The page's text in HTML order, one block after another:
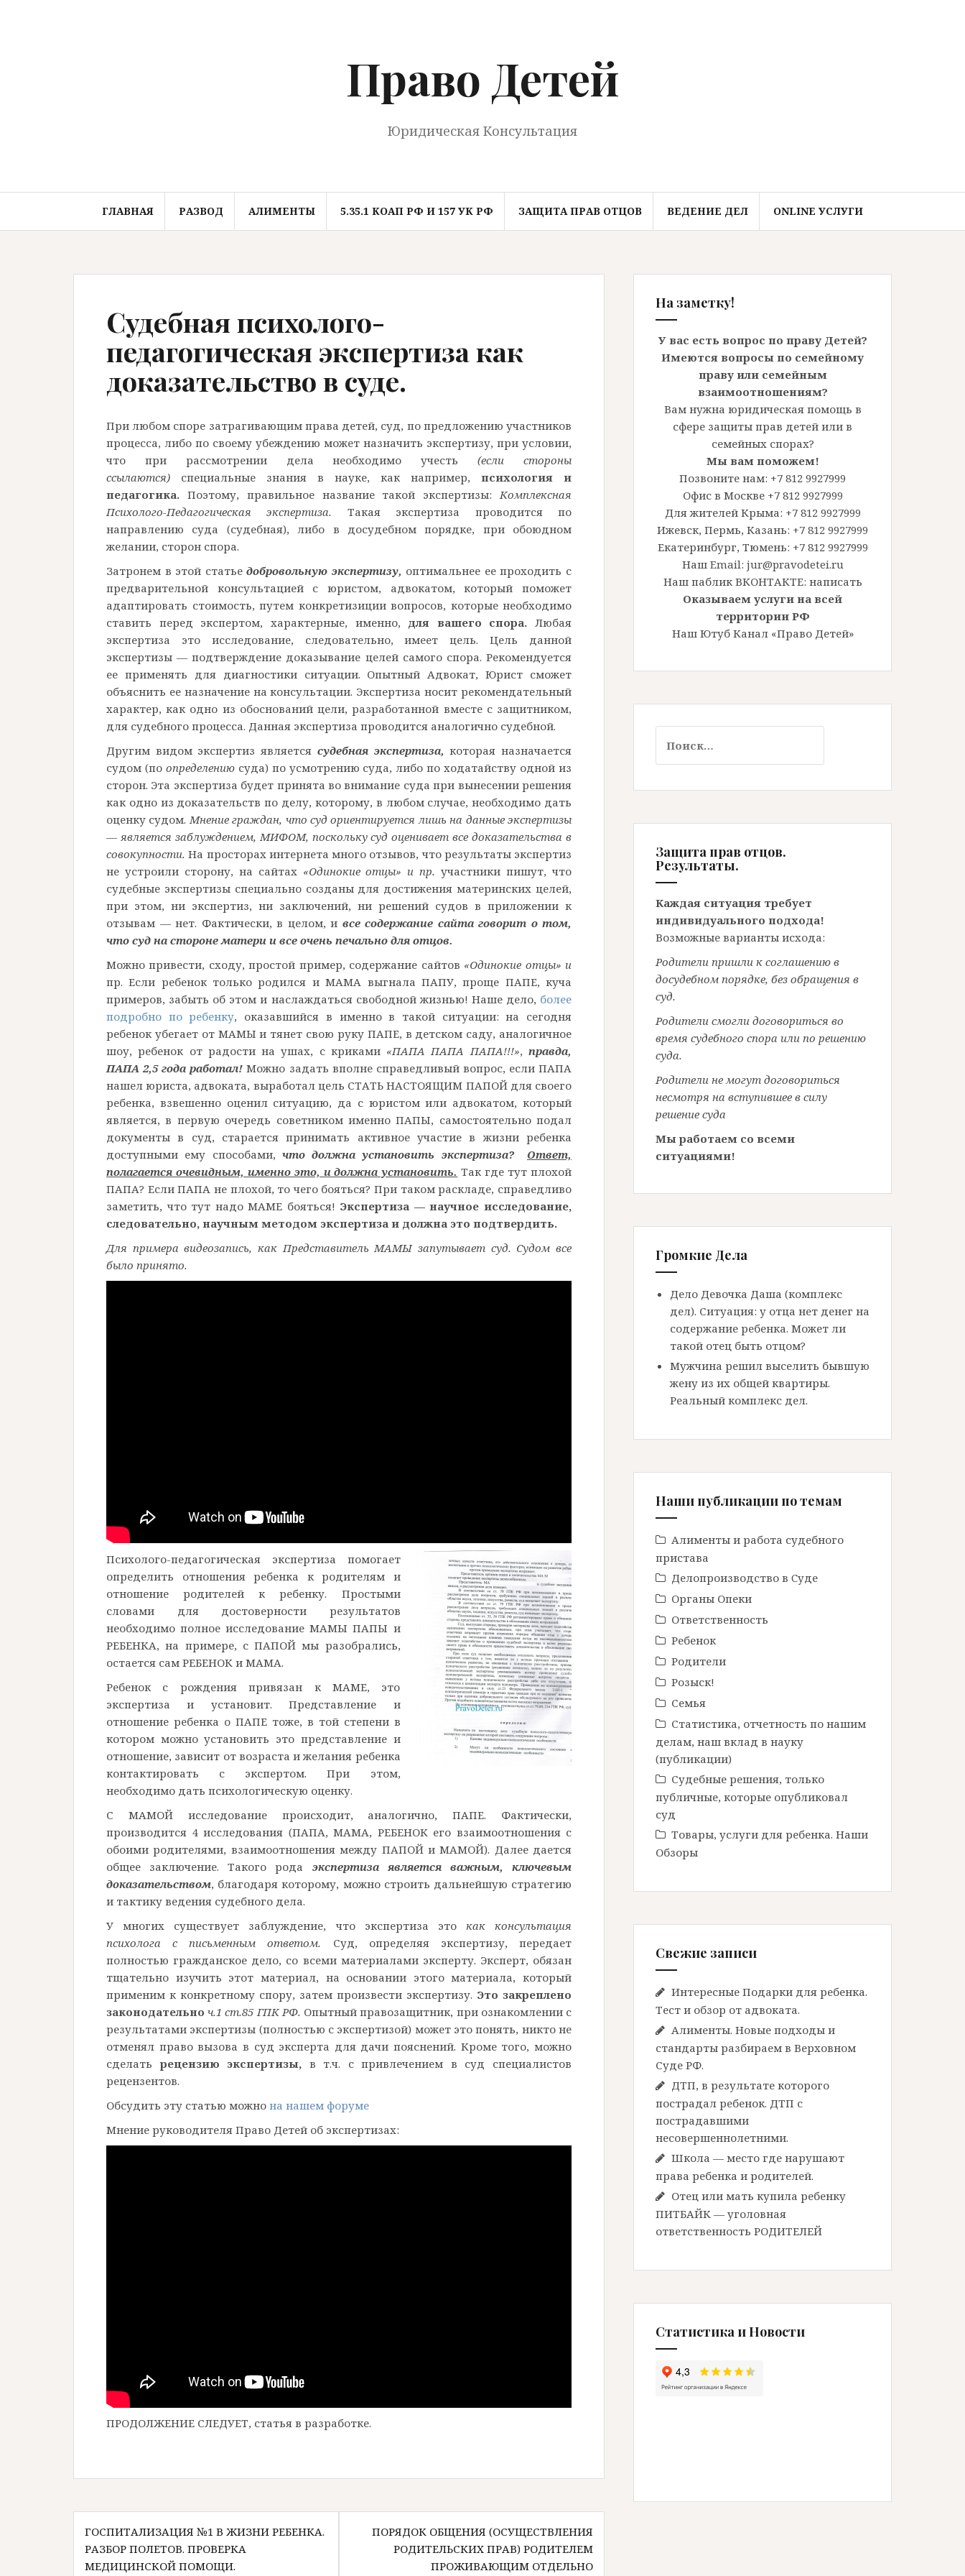
Право Детей
Юридическая Консультация
ГЛАВНАЯ РАЗВОД АЛИМЕНТЫ 5.35.1 КОАП РФ И 157 УК РФ ЗАЩИТА ПРАВ ОТЦОВ ВЕДЕНИЕ ДЕЛ ONLINE УСЛУГИ
Судебная психолого-
педагогическая экспертиза как
доказательство в суде.
При любом споре затрагивающим права детей, суд, по предложению участников
процесса, либо по своему убеждению может назначить экспертизу, при условии,
что при рассмотрении дела необходимо учесть(если стороны
ссылаются) специальные знания в науке, как например, психология и
педагогика. Поэтому, правильное название такой экспертизы:Комплексная
Психолого-Педагогическая экспертиза. Такая экспертиза проводится по
направлению суда (судебная), либо в досудебном порядке, при обоюдном
желании, сторон спора.
Затронем в этой статьедобровольную экспертизу, оптимальнее ее проходить с
предварительной консультацией с юристом, адвокатом, который поможет
адаптировать стоимость, путем конкретизиции вопросов, которые необходимо
ставить перед экспертом, характерные, именно, для вашего спора. Любая
экспертиза это исследование, следовательно, имеет цель. Цель данной
экспертизы — подтверждение доказывание целей самого спора. Рекомендуется
ее применять для диагностики ситуации. Опытный Адвокат, Юрист сможет
объяснить ее назначение на консультации. Экспертиза носит рекомендательный
характер, как одно из обоснований цели, разработанной вместе с защитником,
для судебного процесса. Данная экспертиза проводится аналогично судебной.
Другим видом экспертиз является судебная экспертиза,которая назначается
судом (по определениюсуда) по усмотрению суда, либо по ходатайству одной из
сторон. Эта экспертиза будет принята во внимание суда при вынесении решения
как одно из доказательств по делу, которому, в любом случае, необходимо дать
оценку судом.Мнение граждан, что суд ориентируется лишь на данные экспертизы
— является заблуждением, МИФОМ, поскольку суд оценивает все доказательства в
совокупности. На просторах интернета много отзывов, что результаты экспертиз
не устроили сторону, на сайтах «Одинокие отцы» и пр. участники пишут, что
судебные экспертизы специально созданы для достижения материнских целей,
при этом, ни экспертиз, ни заключений, ни решений судов в приложении к
отзывам — нет. Фактически, в целом, и все содержание сайта говорит о том,
что суд на стороне матери и все очень печально для отцов.
Можно привести, сходу, простой пример, содержание сайтов «Одинокие отцы» и
пр. Если ребенок только родился и МАМА выгнала ПАПУ, проще ПАПЕ, куча
примеров, забыть об этом и наслаждаться свободной жизнью! Наше дело, более
подробно по ребенку, оказавшийся в именно в такой ситуации: на сегодня
ребенок убегает от МАМЫ и тянет свою руку ПАПЕ, в детском саду, аналогичное
шоу, ребенок от радости на ушах, с криками «ПАПА ПАПА ПАПА!!!»,правда,
ПАПА 2,5 года работал!Можно задать вполне справедливый вопрос, если ПАПА
нашел юриста, адвоката, выработал цель СТАТЬ НАСТОЯЩИМ ПАПОЙ для своего
ребенка, взвешенно оценил ситуацию, да с юристом или адвокатом, который
является, в первую очередь советником именно ПАПЫ, самостоятельно подал
документы в суд, старается принимать активное участие в жизни ребенка
доступными ему способами, что должна установить экспертиза?
Ответ,
полагается очевидным, именно это, и должна установить. Так где тут плохой
ПАПА? Если ПАПА не плохой, то чего бояться? При таком раскладе, справедливо
заметить, что тут надо МАМЕ бояться! Экспертиза — научное исследование,
следовательно, научным методом экспертиза и должна это подтвердить.
Для примера видеозапись, как Представитель МАМЫ запутывает суд. Судом все
было принято.
Психолого-педагогическая экспертиза помогает
определить отношения ребенка к родителям и
отношение родителей к ребенку. Простыми
словами для достоверности результатов
необходимо полное исследование МАМЫ ПАПЫ и
РЕБЕНКА, на примере, с ПАПОЙ мы разобрались,
остается сам РЕБЕНОК и МАМА.
Ребенок с рождения привязан к МАМЕ, это
экспертиза и установит. Представление и
отношение ребенка о ПАПЕ тоже, в той степени в
котором можно установить это представление и
отношение, зависит от возраста и желания ребенка
контактировать с экспертом. При этом,
необходимо дать психологическую оценку.
С МАМОЙ исследование происходит, аналогично, ПАПЕ. Фактически,
производится 4 исследования (ПАПА, МАМА, РЕБЕНОК его взаимоотношения с
обоими родителями, взаимоотношения между ПАПОЙ и МАМОЙ). Далее дается
общее заключение. Такого рода экспертиза является важным, ключевым
доказательством, благодаря которому, можно строить дальнейшую стратегию
и тактику ведения судебного дела.
У многих существует заблуждение, что экспертиза это как консультация
психолога с письменным ответом. Суд, определяя экспертизу, передает
полностью гражданское дело, со всеми материалами эксперту. Эксперт, обязан
тщательно изучить этот материал, на основании этого материала, который
применим к конкретному спору, затем произвести экспертизу. Это закреплено
законодательно ч.1 ст.85 ГПК РФ. Опытный правозащитник, при ознакомлении с
результатами экспертизы (полностью с экспертизой) может это понять, никто не
отменял право вызова в суд эксперта для дачи пояснений. Кроме того, можно
сделатьрецензию экспертизы, в т.ч. с привлечением в суд специалистов
рецензентов.
Обсудить эту статью можно на нашем форуме
Мнение руководителя Право Детей об экспертизах:
ПРОДОЛЖЕНИЕ СЛЕДУЕТ, статья в разработке.
Навигация
по
записям
ГОСПИТАЛИЗАЦИЯ №1 В ЖИЗНИ РЕБЕНКА.
РАЗБОР ПОЛЕТОВ. ПРОВЕРКА
МЕДИЦИНСКОЙ ПОМОЩИ.
ПОРЯДОК ОБЩЕНИЯ (ОСУЩЕСТВЛЕНИЯ
РОДИТЕЛЬСКИХ ПРАВ) РОДИТЕЛЕМ
ПРОЖИВАЮЩИМ ОТДЕЛЬНО
На заметку!
У вас есть вопрос по праву Детей?
Имеются вопросы по семейному
праву или семейным
взаимоотношениям?
Вам нужна юридическая помощь в
сфере защиты прав детей или в
семейных спорах?
Мы вам поможем!
Позвоните нам: +7 812 9927999
Офис в Москве +7 812 9927999
Для жителей Крыма: +7 812 9927999
Ижевск, Пермь, Казань: +7 812 9927999
Екатеринбург, Тюмень: +7 812 9927999
Наш Email: jur@pravodetei.ru
Наш паблик ВКОНТАКТЕ: написать
Оказываем услуги на всей
территории РФ
Наш Ютуб Канал «Право Детей»
Защита прав отцов.
Результаты.
Каждая ситуация требует
индивидуального подхода!
Возможные варианты исхода:
Родители пришли к соглашению в
досудебном порядке, без обращения в
суд.
Родители смогли договориться во
время судебного спора или по решению
суда.
Родители не могут договориться
несмотря на вступившее в силу
решение суда
Мы работаем со всеми
ситуациями!
Громкие Дела
Дело Девочка Даша (комплекс
дел). Ситуация: у отца нет денег на
содержание ребенка. Может ли
такой отец быть отцом?
Мужчина решил выселить бывшую
жену из их общей квартиры.
Реальный комплекс дел.
Наши публикации по темам
Алименты и работа судебного
пристава
Делопроизводство в Cуде
Органы Опеки
Ответственность
Ребенок
Родители
Розыск!
Семья
Статистика, отчетность по нашим
делам, наш вклад в науку
(публикации)
Судебные решения, только
публичные, которые опубликовал
суд
Товары, услуги для ребенка. Наши
Обзоры
Свежие записи
Интересные Подарки для ребенка.
Тест и обзор от адвоката.
Алименты. Новые подходы и
стандарты разбираем в Верховном
Суде РФ.
ДТП, в результате которого
пострадал ребенок. ДТП с
пострадавшими
несовершеннолетними.
Школа — место где нарушают
права ребенка и родителей.
Отец или мать купила ребенку
ПИТБАЙК — уголовная
ответственность РОДИТЕЛЕЙ
Статистика и Новости